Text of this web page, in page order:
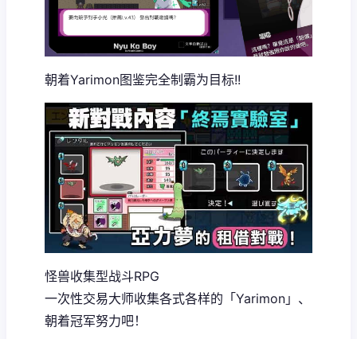
朝着Yarimon图鉴完全制霸为目标!!
怪兽收集型战斗RPG
一次性交易大师收集各式各样的「Yarimon」、
朝着冠军努力吧！